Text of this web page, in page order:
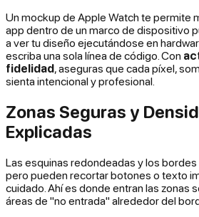
Un mockup de Apple Watch te permite
app dentro de un marco de dispositivo
a ver tu diseño ejecutándose en
escriba una sola línea de código. Con
fidelidad, aseguras que cada píxel,
sienta intencional y profesional.
Zonas Seguras y
Explicadas
Las esquinas redondeadas y los
pero pueden recortar botones o texto
cuidado. Ahí es donde entran las zonas
áreas de "no entrada" alrededor del